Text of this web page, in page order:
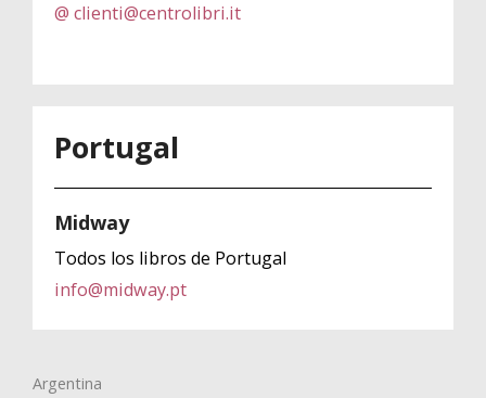
@ clienti@centrolibri.it
Portugal
Midway
Todos los libros de Portugal
info@midway.pt
Argentina